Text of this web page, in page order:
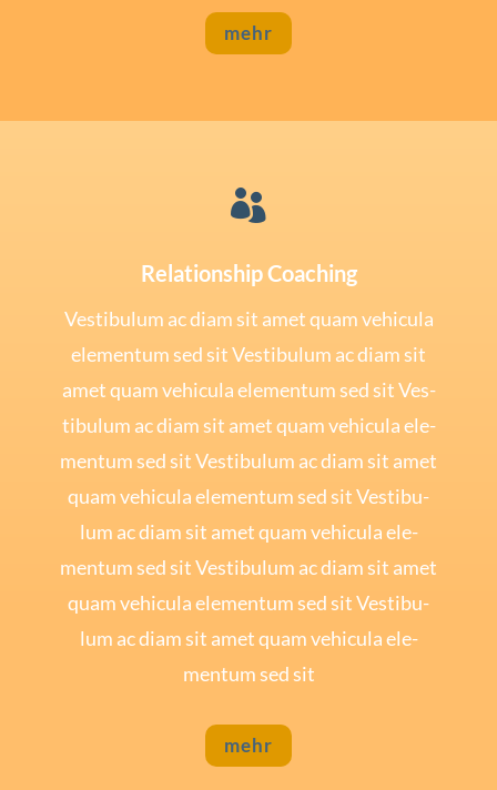
mehr

Relationship Coaching
Ves­ti­bu­lum ac diam sit amet quam vehi­cu­la
ele­mentum sed sit Ves­ti­bu­lum ac diam sit
amet quam vehi­cu­la ele­mentum sed sit Ves­
ti­bu­lum ac diam sit amet quam vehi­cu­la ele­
mentum sed sit Ves­ti­bu­lum ac diam sit amet
quam vehi­cu­la ele­mentum sed sit Ves­ti­bu­
lum ac diam sit amet quam vehi­cu­la ele­
mentum sed sit Ves­ti­bu­lum ac diam sit amet
quam vehi­cu­la ele­mentum sed sit Ves­ti­bu­
lum ac diam sit amet quam vehi­cu­la ele­
mentum sed sit
mehr